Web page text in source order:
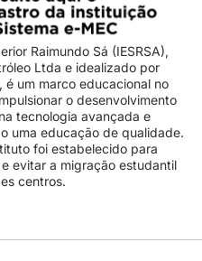
Raimundo Sá (IESRSA),
Ltda e idealizado por
é um marco educacional no
o desenvolvimento
tecnologia avançada e
uma educação de qualidade.
foi estabelecido para
evitar a migração estudantil
centros.